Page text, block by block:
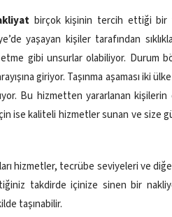
birçok kişinin tercih ettiği bir
yaşayan kişiler tarafından
gibi unsurlar olabiliyor. Durum
giriyor. Taşınma aşaması iki
Bu hizmetten yararlanan kişilerin
ise kaliteli hizmetler sunan ve size
hizmetler, tecrübe seviyeleri ve
takdirde içinize sinen bir
taşınabilir.